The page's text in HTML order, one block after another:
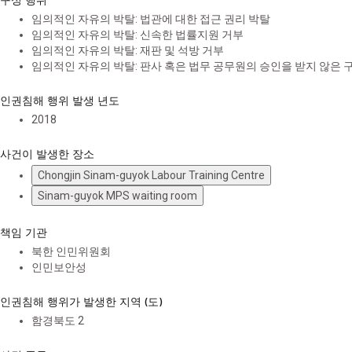
임의적인 자유의 박탈: 법관에 대한 접근 권리 박탈
임의적인 자유의 박탈: 신속한 법률지원 거부
임의적인 자유의 박탈: 재판 및 석방 거부
임의적인 자유의 박탈: 판사 혹은 법무 공무원의 승인을 받지 않은
인권침해 행위 발생 년도
2018
사건이 발생한 장소
Chongjin Sinam-guyok Labour Training Centre
Sinam-guyok MPS waiting room
책임 기관
북한 인민위원회
인민보안성
인권침해 행위가 발생한 지역 (도)
함경북도 2